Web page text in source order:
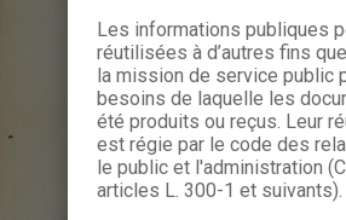
Les informations publiques
réutilisées à d’autres fins
la mission de service public
besoins de laquelle les
été produits ou reçus. Leur
est régie par le code des
le public et l'administration
articles L. 300-1 et suivants).